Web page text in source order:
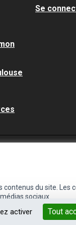
activer Tout
du site.
sociaux.
Se